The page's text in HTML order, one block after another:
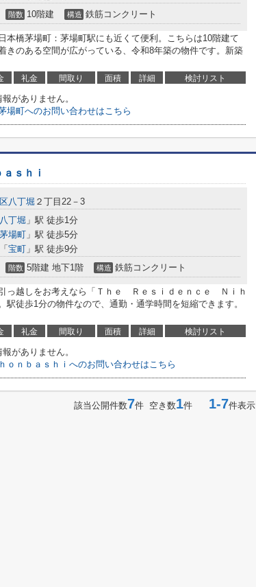
階数 10階建 構造 鉄筋コンクリート
本橋茅場町：茅場町駅にも近くて便利。こちらは10階建て
きのある空間が広がっている、令和8年築の物件です。新築
礼金 間取り 面積 詳細 検討リスト
がありません。
場町へのお問い合わせはこちら
ｓｈｉ
八丁堀 ２丁目22－3
八丁堀 」駅 徒歩1分
茅場町 」駅 徒歩5分
「 宝町 」駅 徒歩9分
階数 5階建 地下1階 構造 鉄筋コンクリート
っ越しをお考えなら「Ｔｈｅ Ｒｅｓｉｄｅｎｃｅ Ｎｉｈ
駅徒歩1分の物件なので、通勤・通学時間を短縮できます。
礼金 間取り 面積 詳細 検討リスト
がありません。
ｎｂａｓｈｉへのお問い合わせはこちら
該当公開件数7件 空き数1件 1-7件表示